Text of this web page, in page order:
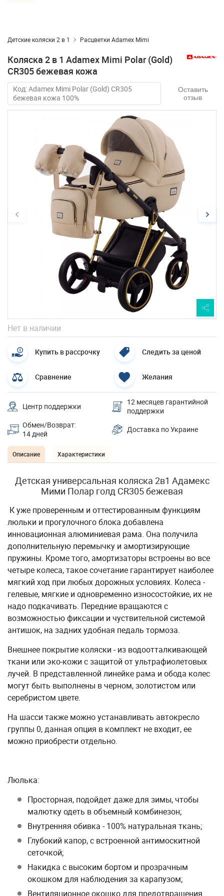
Детские коляски 2 в 1 Расцветки Adamex Mimi
Коляска 2 в 1 Adamex Mimi Polar (Gold)
CR305 бежевая кожа
Код: Adamex Mimi Polar (Gold) CR305
бежевая кожа 100%
Оставить
отзыв
Нет в наличии
Купить в рассрочку Следить за ценой
Сравнение Желания
Центр поддержки
12 месяцев гарантийной
поддержки
Обмен/Возврат:
14 дней
Доставка по Украине
Описание Характеристики
Детская универсальная коляска 2в1 Адамекс
Мими Полар голд CR305 бежевая
К уже проверенным и оттестированным функциям
люльки и прогулочного блока добавлена
инновационная алюминиевая рама. Она получила
дополнительную перемычку и амортизирующие
пружины. Кроме того, амортизаторы встроены во все
четыре колеса, такое сочетание гарантирует наиболее
мягкий ход при любых дорожных условиях. Колеса -
гелевые, мягкие и одновременно износостойкие, их не
надо подкачивать. Передние вращаются с
возможностью фиксации и чуствительной системой
антишок, на задних удобная педаль тормоза.
Внешнее покрытие коляски - из водоотталкивающей
ткани или эко-кожи с защитой от ультрафиолетовых
лучей. В представленной линейке рама и обода колес
могут быть выполнены в черном, золотистом или
серебристом цвете.
На шасси также можно устанавливать автокресло
группы 0, данная опция в комплект не входит, ее
можно приобрести отдельно.
Люлька:
Просторная, подойдет даже для зимы, чтобы
малютку одеть в объемный комбинезон;
Внутренняя обивка - 100% натуральная ткань;
Глубокий капор, с встроенной антимоскитной
сеточкой;
Накидка с высоким бортом и прозрачным
окошком для наблюдения за карапузом;
Вентиляционное окошко для предотвращения